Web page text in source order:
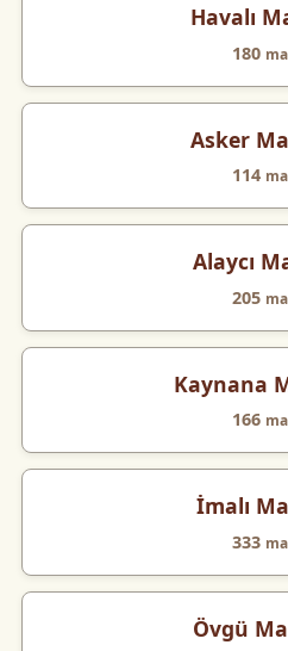
Havalı
180
Asker
114
Alaycı
205
Kaynana
166
İmalı
333
Övgü